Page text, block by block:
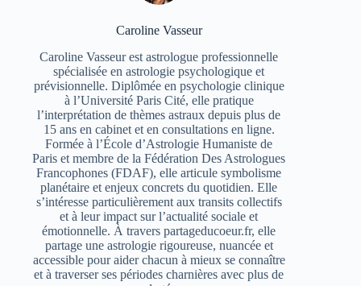
Caroline Vasseur
Caroline Vasseur est astrologue professionnelle
spécialisée en astrologie psychologique et
prévisionnelle. Diplômée en psychologie clinique
à l’Université Paris Cité, elle pratique
l’interprétation de thèmes astraux depuis plus de
15 ans en cabinet et en consultations en ligne.
Formée à l’École d’Astrologie Humaniste de
Paris et membre de la Fédération Des Astrologues
Francophones (FDAF), elle articule symbolisme
planétaire et enjeux concrets du quotidien. Elle
s’intéresse particulièrement aux transits collectifs
et à leur impact sur l’actualité sociale et
émotionnelle. À travers partageducoeur.fr, elle
partage une astrologie rigoureuse, nuancée et
accessible pour aider chacun à mieux se connaître
et à traverser ses périodes charnières avec plus de